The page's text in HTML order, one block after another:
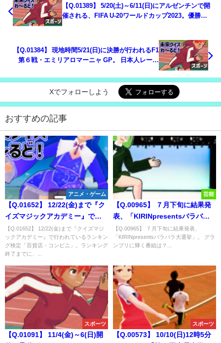
【Q.01389】 5/20(土)～6/11(日)にアルゼンチンで開
催される、FIFA U-20ワールドカップ2023。優勝国
【Q.01384】 現地時間5/21(日)に決勝が行われるF1
第６戦・エミリアロマーニャ GP。 日本人レーサ
Xでフォローしよう
おすすめの記事
アニメ・ゲーム
【Q.01652】 12/22(金)まで『ク
イズマジックアカデミー』で行
われているランキング検定「百
貨店・コンビニ」。ランキング
終了までに、公式サイトに掲載
イヤーの人数は？
【Q.01652】 12/22(金)まで『クイズマジ
ックアカデミー』で行われているランキン
グ検定「百貨店・コンビニ」。ランキング
終了までに、...
芸能
【Q.00965】 ７月下旬に結果発
表、「KIRINpresentsバラバラ
大選挙」。 グランプリに輝く番
組は？
【Q.00965】 ７月下旬に結果発表、
「KIRINpresentsバラバラ大選挙」。 グラ
ンプリに輝く番組は？...
スポーツ
【Q.01091】 11/4(金)～6(日)開
スポーツ
【Q.00573】 10/10(日)12時5分